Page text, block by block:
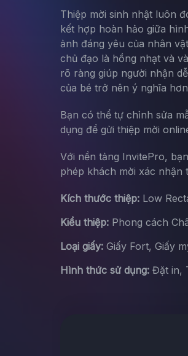
Thiệp mời sinh nhật luôn
kết hợp hoàn hảo giữa
ảnh đáng yêu của nhân
chủ đạo là hồng nhạt và
rõ ràng giúp người nhận
của bé trở nên ý nghĩa
Bạn có thể tự chỉnh sửa
dụng để gửi thiệp mời
Với nền tảng InvitePro,
phép khách mời xác nhận
Kích thước thiệp: Low
Kiểu thiệp: Phong cách
Loại giấy: Giấy Fort, Giấy
Hình thức sử dụng: Đặt in,